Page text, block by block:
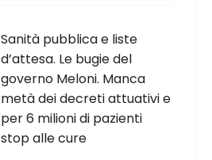
Sanità pubblica e liste
d’attesa. Le bugie del
governo Meloni. Manca
metà dei decreti attuativi e
per 6 milioni di pazienti
stop alle cure